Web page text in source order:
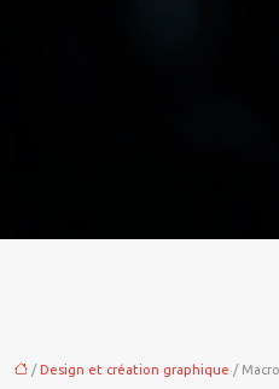
/Design et création graphique /